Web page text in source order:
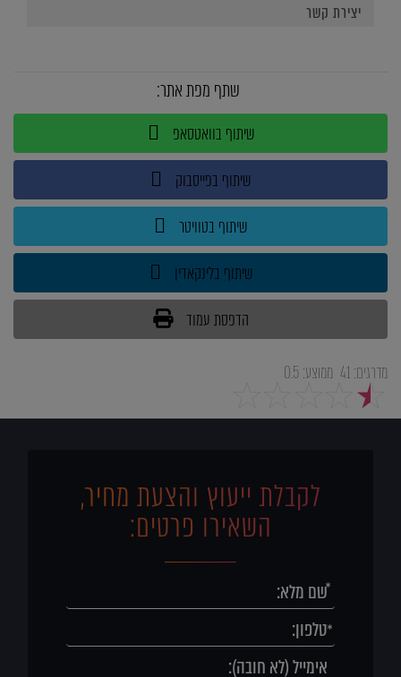
יצירת קשר
שתף מפת אתר:
שיתוף בוואטסאפ
שיתוף בפייסבוק
שיתוף בטוויטר
שיתוף בלינקאדין
הדפסת עמוד
מדרגים:41 ממוצע:0.5
לקבלת ייעוץ והצעת מחיר,
השאירו פרטים: